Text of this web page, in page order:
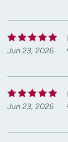
Jun 23, 2026
Jun 23, 2026